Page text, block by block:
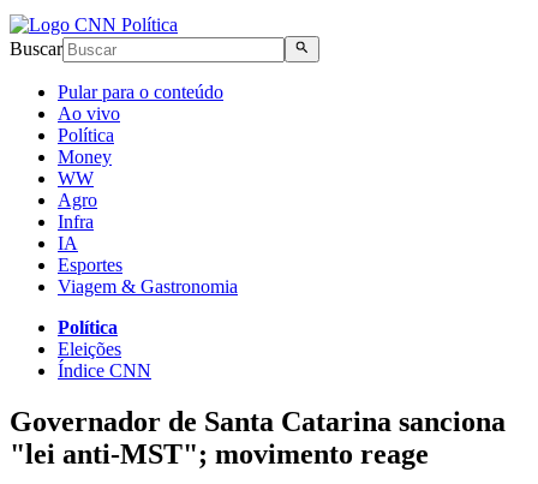
Buscar
Pular para o conteúdo
Ao vivo
Política
Money
WW
Agro
Infra
IA
Esportes
Viagem & Gastronomia
Política
Eleições
Índice CNN
Governador de Santa Catarina sanciona
"lei anti-MST"; movimento reage